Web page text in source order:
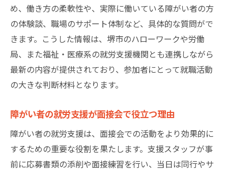
め、働き方の柔軟性や、実際に働いている障がい者の方
の体験談、職場のサポート体制など、具体的な質問がで
きます。こうした情報は、堺市のハローワークや労働
局、また福祉・医療系の就労支援機関とも連携しながら
最新の内容が提供されており、参加者にとって就職活動
の大きな判断材料となります。
障がい者の就労支援が面接会で役立つ理由
障がい者の就労支援は、面接会での活動をより効果的に
するための重要な役割を果たします。支援スタッフが事
前に応募書類の添削や面接練習を行い、当日は同行やサ